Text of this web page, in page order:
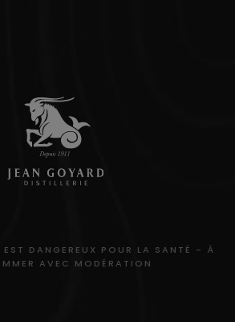
DANGEREUX POUR LA SANTÉ - À
AVEC MODÉRATION